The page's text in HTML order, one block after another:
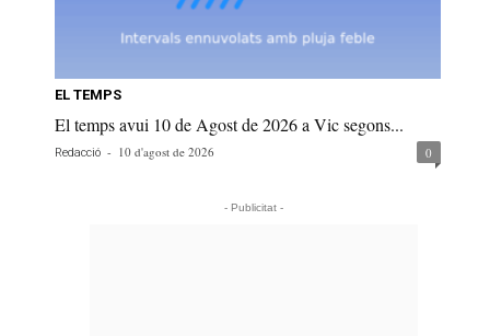
EL TEMPS
El temps avui 10 de Agost de 2026 a Vic segons...
Redacció - 10 d'agost de 2026 0
- Publicitat -